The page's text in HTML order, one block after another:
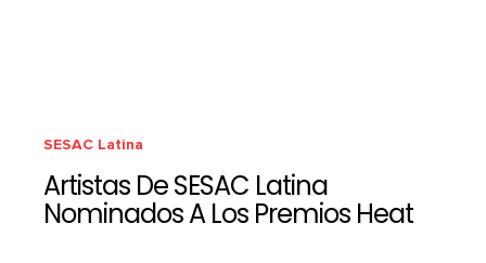
SESAC Latina
Artistas De SESAC Latina
Nominados A Los Premios Heat